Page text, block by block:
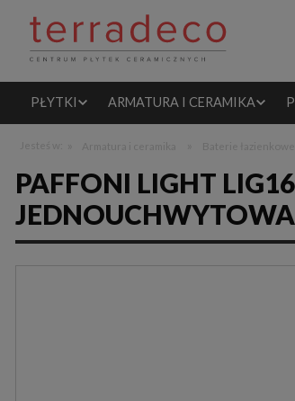
PŁYTKI ARMATURA I CERAMIKA
PAFFONI LIGHT